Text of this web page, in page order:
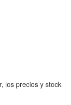
los precios y stock